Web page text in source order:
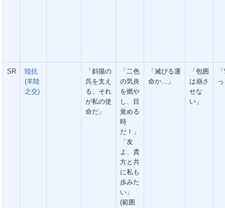
SR
陸抗
(羊陸
之交)
「斜陽の
呉を支え
る、それ
が私の使
命だ」
「二色
の気炎
を燃や
し、目
覚める
時
だ！」
「友
よ、貴
方と共
に私も
歩みた
い」
(範囲
「滅びる運
命か…」
「包囲
は崩さ
せな
い」